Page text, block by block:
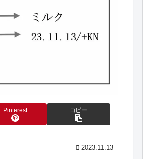
Pinterest コピー
2023.11.13